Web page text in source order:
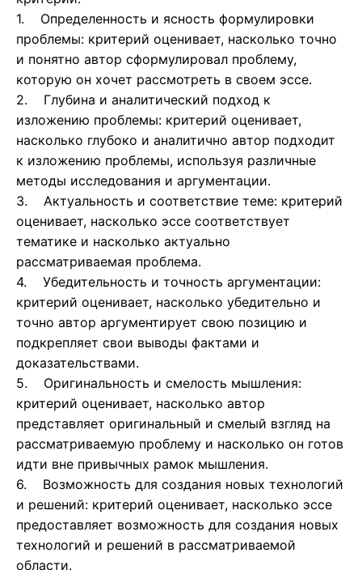
1. Определенность и ясность формулировки
проблемы: критерий оценивает, насколько точно
и понятно автор сформулировал проблему,
которую он хочет рассмотреть в своем эссе.
2. Глубина и аналитический подход к
изложению проблемы: критерий оценивает,
насколько глубоко и аналитично автор подходит
к изложению проблемы, используя различные
методы исследования и аргументации.
3. Актуальность и соответствие теме: критерий
оценивает, насколько эссе соответствует
тематике и насколько актуально
рассматриваемая проблема.
4. Убедительность и точность аргументации:
критерий оценивает, насколько убедительно и
точно автор аргументирует свою позицию и
подкрепляет свои выводы фактами и
доказательствами.
5. Оригинальность и смелость мышления:
критерий оценивает, насколько автор
представляет оригинальный и смелый взгляд на
рассматриваемую проблему и насколько он готов
идти вне привычных рамок мышления.
6. Возможность для создания новых технологий
и решений: критерий оценивает, насколько эссе
предоставляет возможность для создания новых
технологий и решений в рассматриваемой
области.